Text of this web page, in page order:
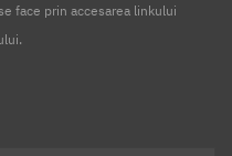
face prin accesarea linkului